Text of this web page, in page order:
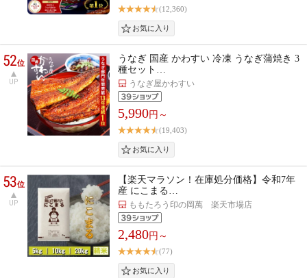
(12,360)
52位
UP
うなぎ 国産 かわすい 冷凍 うなぎ蒲焼き 3
種セット…
うなぎ屋かわすい
5,990円～
(19,403)
53位
UP
【楽天マラソン！在庫処分価格】令和7年
産 にこまる…
ももたろう印の岡萬 楽天市場店
2,480円～
(77)